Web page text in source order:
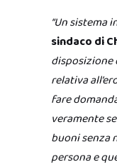
“Un sistema
sindaco di
disposizione
relativa
fare
veramente
buoni senza
persona e